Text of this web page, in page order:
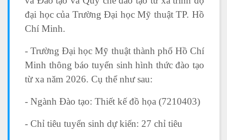
đại học của Trường Đại học Mỹ thuật TP. Hồ
Chí Minh.
- Trường Đại học Mỹ thuật thành phố Hồ Chí
Minh thông báo tuyển sinh hình thức đào tạo
từ xa năm 2026. Cụ thể như sau:
- Ngành Đào tạo: Thiết kế đồ họa (7210403)
- Chỉ tiêu tuyển sinh dự kiến: 27 chỉ tiêu